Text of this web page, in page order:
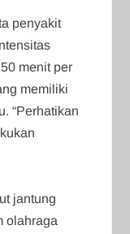
penyakit
menit per
memiliki
“Perhatikan
jantung
olahraga